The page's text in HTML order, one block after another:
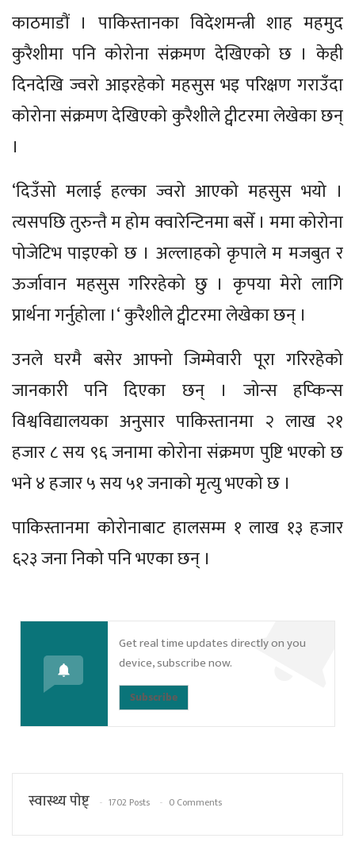
काठमाडौं । पाकिस्तानका विदेशमन्त्री शाह महमुद
कुरैशीमा पनि कोरोना संक्रमण देखिएको छ । केही
दिनदेखि ज्वरो आइरहेको महसुस भइ परिक्षण गराउँदा
कोरोना संक्रमण देखिएको कुरैशीले ट्वीटरमा लेखेका छन्
।
‘दिउँसो मलाई हल्का ज्वरो आएको महसुस भयो ।
त्यसपछि तुरुन्तै म होम क्वारेन्टिनमा बसेँ । ममा कोरोना
पोजेटिभ पाइएको छ । अल्लाहको कृपाले म मजबुत र
ऊर्जावान महसुस गरिरहेको छु । कृपया मेरो लागि
प्रार्थना गर्नुहोला ।‘ कुरैशीले ट्वीटरमा लेखेका छन् ।
उनले घरमै बसेर आफ्नो जिम्मेवारी पूरा गरिरहेको
जानकारी पनि दिएका छन् । जोन्स हप्किन्स
विश्वविद्यालयका अनुसार पाकिस्तानमा २ लाख २१
हजार ८ सय ९६ जनामा कोरोना संक्रमण पुष्टि भएको छ
भने ४ हजार ५ सय ५१ जनाको मृत्यु भएको छ ।
पाकिस्तानमा कोरोनाबाट हालसम्म १ लाख १३ हजार
६२३ जना निको पनि भएका छन् ।
Get real time updates directly on you
device, subscribe now.
Subscribe
स्वास्थ्य पाेष्ट् 1702 Posts 0 Comments